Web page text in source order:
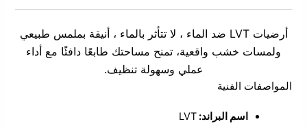
أرضيات LVT ضد الماء ، لا تتأثر بالماء ، أنيقة بملمس طبيعي
ولمسات خشب واقعية، تمنح مساحتك طابعًا دافئًا مع أداء
عملي وسهولة تنظيف.
المواصفات الفنية
اسم البراند:LVT